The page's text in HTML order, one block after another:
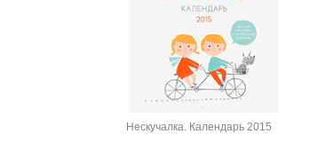
Нескучалка. Календарь 2015